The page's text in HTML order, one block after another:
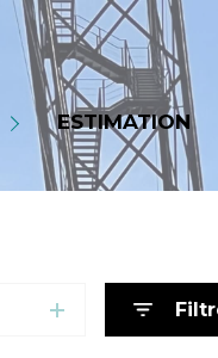
ESTIMATION